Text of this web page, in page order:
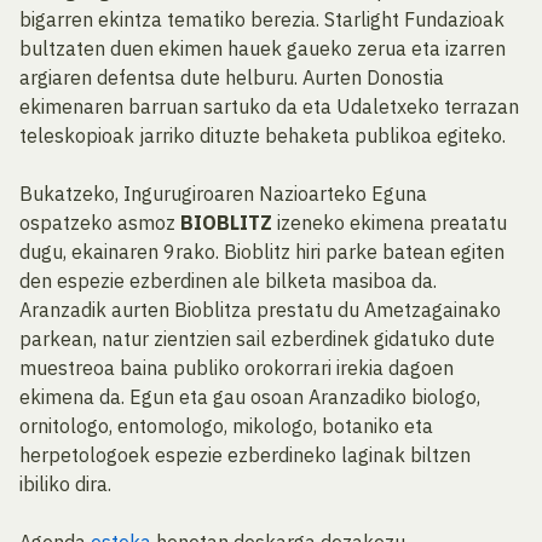
bigarren ekintza tematiko berezia. Starlight Fundazioak
bultzaten duen ekimen hauek gaueko zerua eta izarren
argiaren defentsa dute helburu. Aurten Donostia
ekimenaren barruan sartuko da eta Udaletxeko terrazan
teleskopioak jarriko dituzte behaketa publikoa egiteko.
Bukatzeko, Ingurugiroaren Nazioarteko Eguna
ospatzeko asmoz BIOBLITZ izeneko ekimena preatatu
dugu, ekainaren 9rako. Bioblitz hiri parke batean egiten
den espezie ezberdinen ale bilketa masiboa da.
Aranzadik aurten Bioblitza prestatu du Ametzagainako
parkean, natur zientzien sail ezberdinek gidatuko dute
muestreoa baina publiko orokorrari irekia dagoen
ekimena da. Egun eta gau osoan Aranzadiko biologo,
ornitologo, entomologo, mikologo, botaniko eta
herpetologoek espezie ezberdineko laginak biltzen
ibiliko dira.